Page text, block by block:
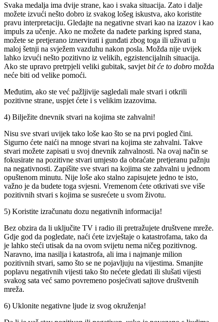
Svaka medalja ima dvije strane, kao i svaka situacija. Zato i dalje
možete izvući nešto dobro iz svakog lošeg iskustva, ako koristite
pravu interpretaciju. Gledajte na negativne stvari kao na izazov i kao
impuls za učenje. Ako ne možete da nađete parking ispred stana,
možete se pretjerano iznervirati i gunđati zbog toga ili uživati u
maloj šetnji na svježem vazduhu nakon posla. Možda nije uvijek
lahko izvući nešto pozitivno iz velikih, egzistencijalnih situacija.
Ako ste upravo pretrpjeli veliki gubitak, savjet bit će to dobro možda
neće biti od velike pomoći.
Međutim, ako ste već pažljivije sagledali male stvari i otkrili
pozitivne strane, uspjet ćete i s velikim izazovima.
4) Bilježite dnevnik stvari na kojima ste zahvalni!
Nisu sve stvari uvijek tako loše kao što se na prvi pogled čini.
Sigurno ćete naići na mnoge stvari na kojima ste zahvalni. Takve
stvari možete zapisati u svoj dnevnik zahvalnosti. Na ovaj način se
fokusirate na pozitivne stvari umjesto da obraćate pretjeranu pažnju
na negativnosti. Zapišite sve stvari na kojima ste zahvalni u jednom
opuštenom minutu. Nije loše ako stalno zapisujete jedno te isto,
važno je da budete toga svjesni. Vremenom ćete otkrivati sve više
pozitivnih stvari s kojima se susrećete u svom životu.
5) Koristite izračunatu dozu negativnih informacija!
Bez obzira da li uključite TV i radio ili pretražujete društvene mreže.
Gdje god da pogledate, naći ćete izvještaje o katastrofama, tako da
je lahko steći utisak da na ovom svijetu nema ničeg pozitivnog.
Naravno, ima nasilja i katastrofa, ali ima i najmanje milion
pozitivnih stvari, samo što se ne pojavljuju na vijestima. Smanjite
poplavu negativnih vijesti tako što nećete gledati ili slušati vijesti
svakog sata već samo povremeno posjećivati sajtove društvenih
mreža.
6) Uklonite negativne ljude iz svog okruženja!